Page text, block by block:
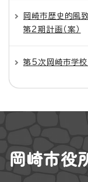
岡崎市歴史的風
第2期計画（案）
第5次岡崎市学校
岡崎市役